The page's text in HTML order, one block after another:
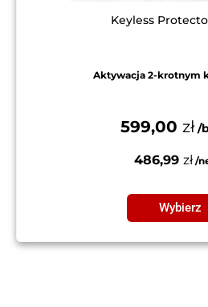
Keyless
Aktywacja 2-krotnym
599,00 zł
486,99 zł
Wybierz